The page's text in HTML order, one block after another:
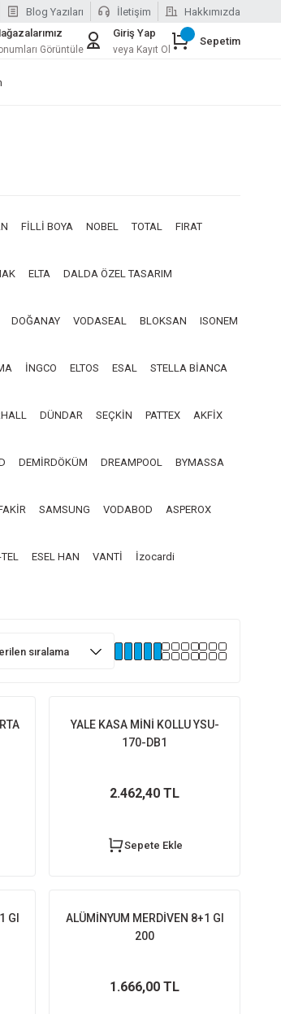
Blog Yazıları İletişim Hakkımızda
Görüntüle
Giriş Yap
veya Kayıt Ol
Sepetim
FİLLİ BOYA NOBEL TOTAL FIRAT
ELTA DALDA ÖZEL TASARIM
DOĞANAY VODASEAL BLOKSAN ISONEM
İNGCO ELTOS ESAL STELLA BİANCA
DÜNDAR SEÇKİN PATTEX AKFİX
DEMİRDÖKÜM DREAMPOOL BYMASSA
SAMSUNG VODABOD ASPEROX
ESEL HAN VANTİ İzocardi
YALE KASA MİNİ KOLLU YSU-
170-DB1
2.462,40 TL
Sepete Ekle
GI
ALÜMİNYUM MERDİVEN 8+1 GI
200
1.666,00 TL